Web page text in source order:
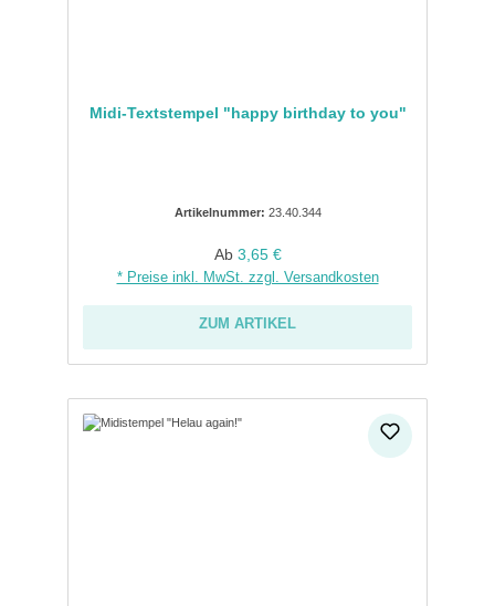
Midi-Textstempel "happy birthday to you"
Artikelnummer: 23.40.344
Regulärer Preis:
Ab 3,65 €
* Preise inkl. MwSt. zzgl. Versandkosten
ZUM ARTIKEL